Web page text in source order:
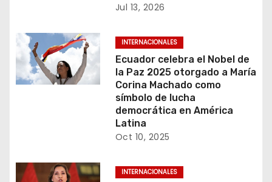
t
r
a
s
Jul 13, 2026
INTERNACIONALES
Ecuador celebra el Nobel de
la Paz 2025 otorgado a María
Corina Machado como
símbolo de lucha
democrática en América
Latina
Oct 10, 2025
INTERNACIONALES